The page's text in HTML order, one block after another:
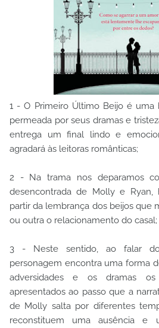
1 - O Primeiro Último Beijo é uma
permeada por seus dramas e
entrega um final lindo e
agradará às leitoras românticas;
2 - Na trama nos deparamos
desencontrada de Molly e Ryan,
partir da lembrança dos beijos que
ou outra o relacionamento do casal;
3 - Neste sentido, ao falar
personagem encontra uma forma
adversidades e os dramas
apresentados ao passo que a
de Molly salta por diferentes
reconstituem uma ausência e